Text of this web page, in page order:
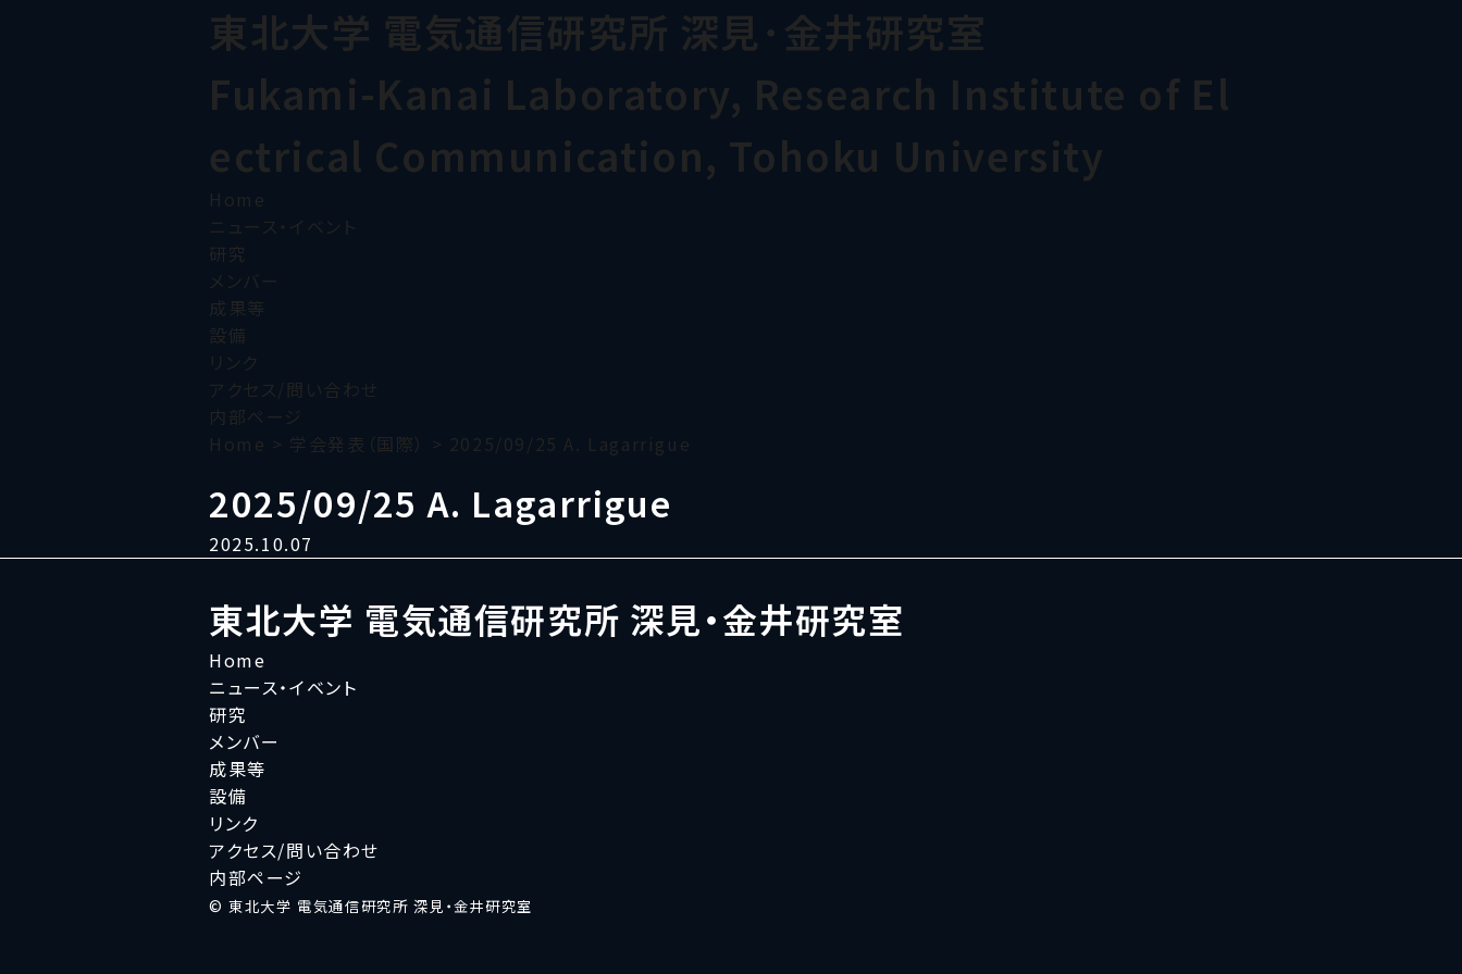
東北大学 電気通信研究所 深見･金井研究室
Fukami-Kanai Laboratory, Research Institute of El
ectrical Communication, Tohoku University
Home
ニュース・イベント
研究
メンバー
成果等
設備
リンク
アクセス/問い合わせ
内部ページ
Home > 学会発表（国際） > 2025/09/25 A. Lagarrigue
2025/09/25 A. Lagarrigue
2025.10.07
東北大学 電気通信研究所 深見・金井研究室
Home
ニュース・イベント
研究
メンバー
成果等
設備
リンク
アクセス/問い合わせ
内部ページ
© 東北大学 電気通信研究所 深見・金井研究室